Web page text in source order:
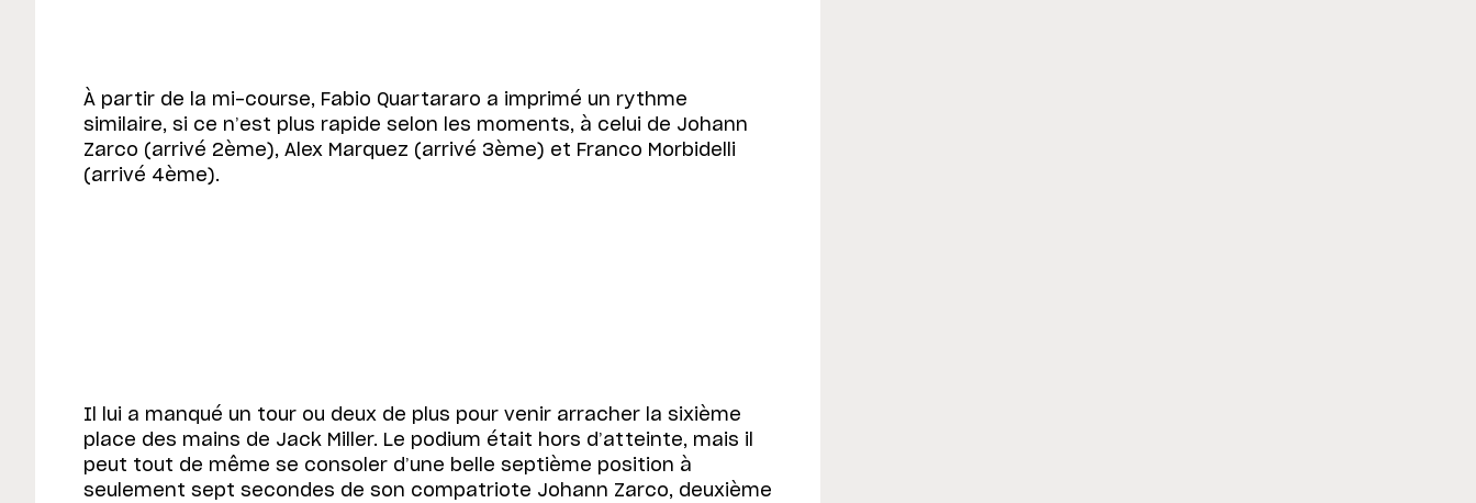
À partir de la mi-course, Fabio Quartararo a imprimé un rythme
similaire, si ce n’est plus rapide selon les moments, à celui de Johann
Zarco (arrivé 2ème), Alex Marquez (arrivé 3ème) et Franco Morbidelli
(arrivé 4ème).
Il lui a manqué un tour ou deux de plus pour venir arracher la sixième
place des mains de Jack Miller. Le podium était hors d’atteinte, mais il
peut tout de même se consoler d’une belle septième position à
seulement sept secondes de son compatriote Johann Zarco, deuxième